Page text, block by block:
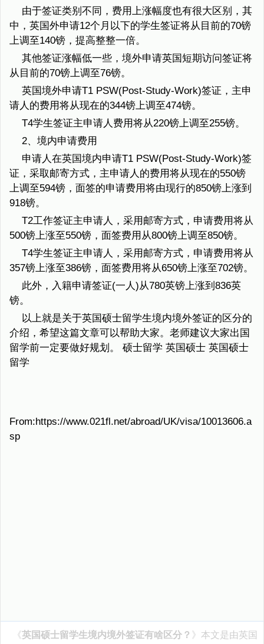
由于签证类别不同，费用上涨幅度也有很大区别，其
中，英国外申请12个月以下的学生签证将从目前的70镑
上调至140镑，提高整整一倍。
其他签证涨幅低一些，境外申请英国短期访问签证将
从目前的70镑上调至76镑。
英国境外申请T1 PSW(Post-Study-Work)签证，主申
请人的费用将从现在的344镑上调至474镑。
T4学生签证主申请人费用将从220镑上调至255镑。
2、境内申请费用
申请人在英国境内申请T1 PSW(Post-Study-Work)签
证，采取邮寄方式，主申请人的费用将从现在的550镑
上调至594镑，面签的申请费用将由现行的850镑上涨到
918镑。
T2工作签证主申请人，采用邮寄方式，申请费用将从
500镑上涨至550镑，面签费用从800镑上调至850镑。
T4学生签证主申请人，采用邮寄方式，申请费用将从
357镑上涨至386镑，面签费用将从650镑上涨至702镑。
此外，入籍申请签证(一人)从780英镑上涨到836英
镑。
以上就是关于英国硕士留学生境内境外签证的区分的
介绍，希望这篇文章可以帮助大家。老师建议大家出国
留学前一定要做好规划。 硕士留学 英国硕士 英国硕士
留学
From:https://www.021fl.net/abroad/UK/visa/10013606.a
sp
《英国硕士留学生境内境外签证有啥区分？ 》本文是由英国